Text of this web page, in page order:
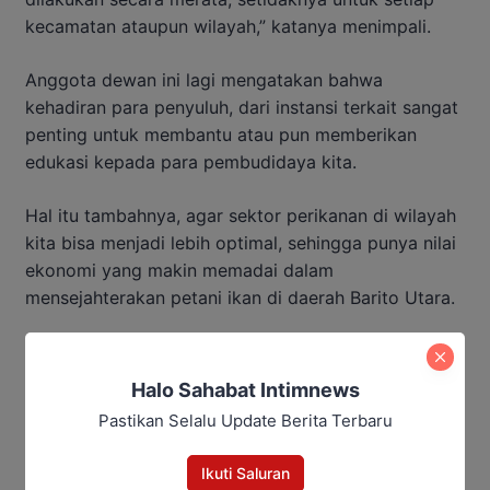
kecamatan ataupun wilayah,” katanya menimpali.
Anggota dewan ini lagi mengatakan bahwa
kehadiran para penyuluh, dari instansi terkait sangat
penting untuk membantu atau pun memberikan
edukasi kepada para pembudidaya kita.
Hal itu tambahnya, agar sektor perikanan di wilayah
kita bisa menjadi lebih optimal, sehingga punya nilai
ekonomi yang makin memadai dalam
mensejahterakan petani ikan di daerah Barito Utara.
DPRD Tekankan Pengawasan
Proyek Infrastruktur Desa
Halo Sahabat Intimnews
Pastikan Selalu Update Berita Terbaru
Ikuti Saluran